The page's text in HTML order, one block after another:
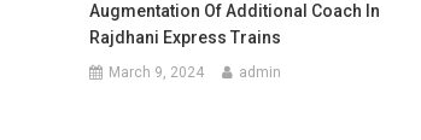
Augmentation Of Additional Coach In
Rajdhani Express Trains
March 9, 2024 admin